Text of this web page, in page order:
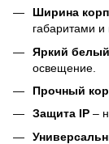
Ширина
габаритами
Яркий
освещение.
Прочный
Защита IP –